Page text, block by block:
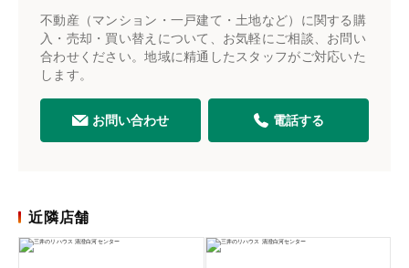
不動産（マンション・一戸建て・土地など）に関する購
入・売却・買い替えについて、お気軽にご相談、お問い
合わせください。地域に精通したスタッフがご対応いた
します。
お問い合わせ 電話する
近隣店舗